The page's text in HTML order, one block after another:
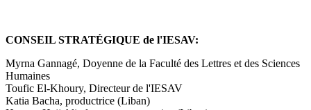
CONSEIL STRATÉGIQUE de l'IESAV:
Myrna Gannagé, Doyenne de la Faculté des Lettres et des Sciences
Humaines
Toufic El-Khoury, Directeur de l'IESAV
Katia Bacha, productrice (Liban)